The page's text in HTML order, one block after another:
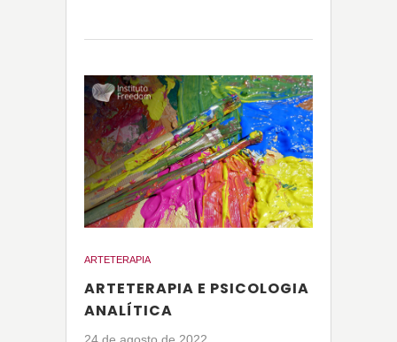
ARTETERAPIA
ARTETERAPIA E PSICOLOGIA
ANALÍTICA